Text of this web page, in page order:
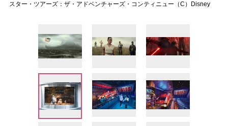
スター・ツアーズ：ザ・アドベンチャーズ・コンティニュー（C）Disney